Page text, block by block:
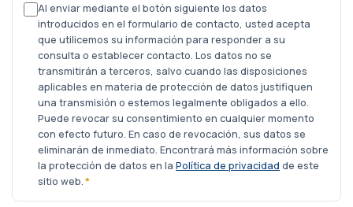
Al enviar mediante el botón siguiente los datos
introducidos en el formulario de contacto, usted acepta
que utilicemos su información para responder a su
consulta o establecer contacto. Los datos no se
transmitirán a terceros, salvo cuando las disposiciones
aplicables en materia de protección de datos justifiquen
una transmisión o estemos legalmente obligados a ello.
Puede revocar su consentimiento en cualquier momento
con efecto futuro. En caso de revocación, sus datos se
eliminarán de inmediato. Encontrará más información sobre
la protección de datos en la Política de privacidad de este
sitio web.*